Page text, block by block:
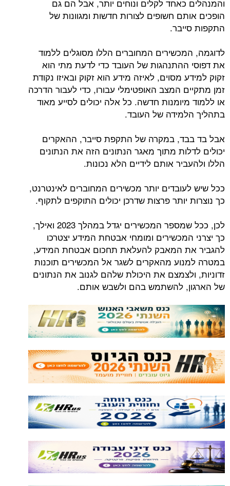
והמנהלים כאחד לקלים ונוחים יותר, אבל הם גם
הופכים אותם חשופים לצורות חדשות ומגוונות של
התקפות סייבר.
לדוגמה, המכשירים המחוברים הללו מסוגלים ללמוד
את דפוסי ההתנהגות של העובד כדי לדעת מתי הוא
זקוק למידע מסוים, לאיזה מידע הוא זקוק ובאיזו נקודת
זמן מתקיים המצב האופטימלי עבורו, כדי לעבור הדרכה
או ללמוד מיומנות חדשה. כל אלה יכולים לסייע מאוד
בתהליך הלמידה של העובד.
אבל בד בבד, במקרה של התקפת סייבר, ההאקרים
יכולים לדלות מתוך מאגר הנתונים הזה את הנתונים
הללו ולהעביר אותם לידיים הלא נכונות.
ככל שיש לעובדים יותר מכשירים המחוברים לאינטרנט,
כך נוצרות יותר פרצות שדרכן יכולים התוקפים לתקוף.
לכן, ככל שמספר המכשירים יגדל במהלך 2023 ואילך,
כך יצרני המכשירים ומומחי אבטחת המידע יצטרכו
להגביר את המאבק להעלאת תחכום אבטחת המידע,
במטרה למנוע מהאקרים לשגר אל המכשירים תוכנות
זדוניות, ולצמצם את היכולת שלהם לגנוב את הנתונים
של הארגון, להשתמש בהם ולשבש אותם.